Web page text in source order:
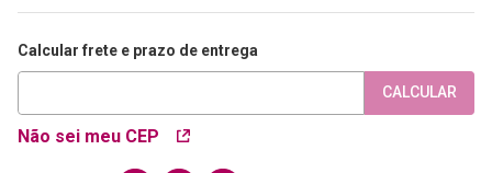
Calcular frete e prazo de entrega
Não sei meu CEP
CALCULAR